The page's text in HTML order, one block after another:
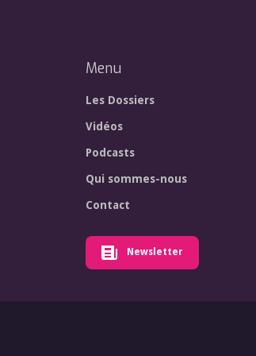
Menu
Les Dossiers
Vidéos
Podcasts
Qui sommes-nous
Contact
Newsletter